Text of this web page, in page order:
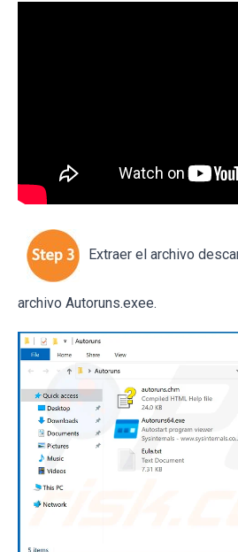
Extraer el archivo
archivo Autoruns.exee.